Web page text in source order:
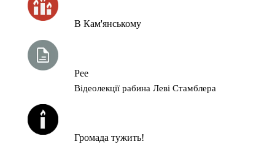
В Кам'янському
Рее
Відеолекції рабина Леві Стамблера
Громада тужить!